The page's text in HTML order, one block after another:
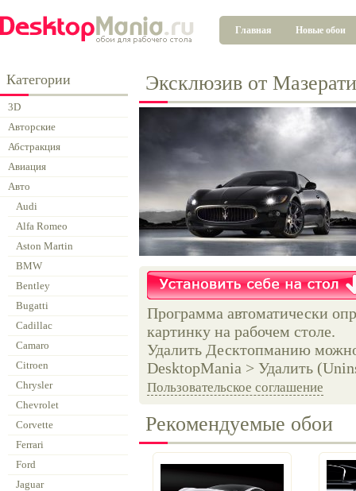
Главная Новые обои
Категории
3D
Авторские
Абстракция
Авиация
Авто
Audi
Alfa Romeo
Aston Martin
BMW
Bentley
Bugatti
Cadillac
Camaro
Citroen
Chrysler
Chevrolet
Corvette
Ferrari
Ford
Jaguar
Эксклюзив от Мазерати
Программа автоматически
картинку на рабочем столе.
Удалить Десктопманию
DesktopMania > Удалить
Пользовательское соглашение
Рекомендуемые обои